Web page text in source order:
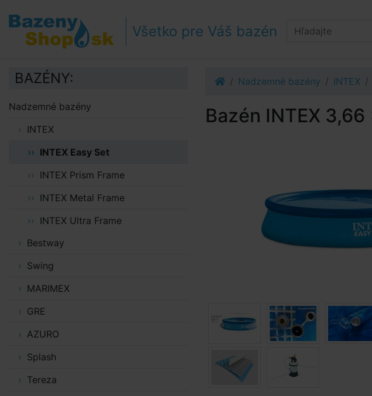
Prejsť na obsah
Prejsť k bočnému stĺpci
Klávesové skratky
Všetko pre Váš bazén
Nadzemné bazény INTEX
Bazén INTEX
BAZÉNY:
Nadzemné bazény
INTEX
INTEX Easy Set
INTEX Prism Frame
INTEX Metal Frame
INTEX Ultra Frame
Bestway
Swing
MARIMEX
GRE
AZURO
Splash
Tereza